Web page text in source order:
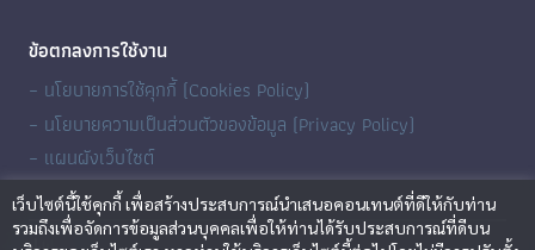
ข้อตกลงการใช้งาน
– นโยบายการใช้คุกกี้ (Cookies Policy)
– นโยบายความเป็นส่วนตัวของข้อมูล (Privacy Policy)
– แผนผังเว็บไซต์
เว็บไซต์นี้ใช้คุกกี้ เพื่อสร้างประสบการณ์นำเสนอคอนเทนต์ที่ดีให้กับท่าน
รวมถึงเพื่อจัดการข้อมูลส่วนบุคคลเพื่อให้ท่านได้รับประสบการณ์ที่ดีบน